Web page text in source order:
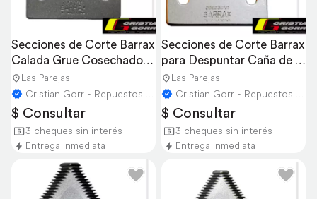
Secciones de Corte Barrax
Calada Grue Cosechadora
John Deere
Las Parejas
Cristian Gorr - Repuestos Agricolas
$ Consultar
3 cheques sin interés
Entrega Inmediata
Secciones de Corte Barrax
para Despuntar Caña de
Azucar
Las Parejas
Cristian Gorr - Repuestos Agricolas
$ Consultar
3 cheques sin interés
Entrega Inmediata